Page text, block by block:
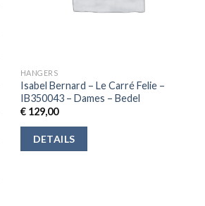
HANGERS
Isabel Bernard – Le Carré Felie –
IB350043 – Dames – Bedel
€129,00
DETAILS